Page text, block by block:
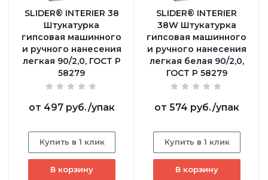
SLIDER® INTERIER 38
Штукатурка
гипсовая машинного
и ручного нанесения
легкая 90/2,0, ГОСТ Р
58279
от 497 руб./упак
Купить в 1 клик
В корзину
SLIDER® INTERIER
38W Штукатурка
гипсовая машинного
и ручного нанесения
легкая белая 90/2,0,
ГОСТ Р 58279
от 574 руб./упак
Купить в 1 клик
В корзину